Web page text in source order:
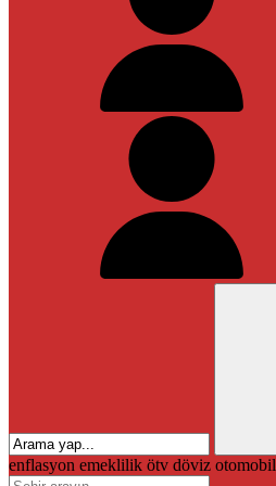
enflasyon emeklilik ötv döviz otomobil